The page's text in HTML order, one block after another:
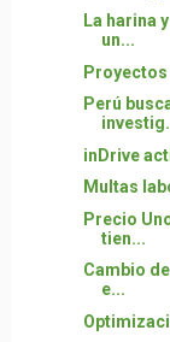
La harina
un...
Perú
inDrive
Multas
Precio
tien...
Cambio
e...